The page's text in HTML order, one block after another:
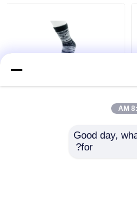
مردانه با دو لایه
بهترین قیمت
Good day,
for?